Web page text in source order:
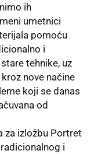
ih
umetnici
pomoću
i
tehnike, uz
nove načine
koji se danas
od
za izložbu Portret
i